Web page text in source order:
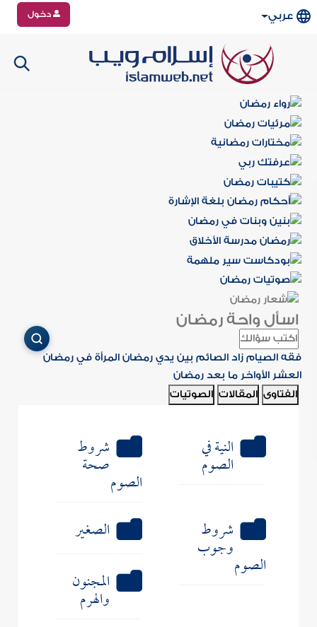
عربي دخول
اسأل واحة رمضان
فقه الصيام زاد الصائم بين يدي رمضان المرأة في رمضان
العشر الأواخر ما بعد رمضان
الفتاوى المقالات الصوتيات
النية في
الصوم
شروط
صحة
الصوم
شروط
وجوب
الصوم
الصغير
المجنون
والهرم